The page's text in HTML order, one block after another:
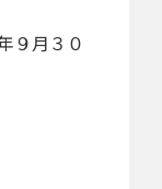
９月３０